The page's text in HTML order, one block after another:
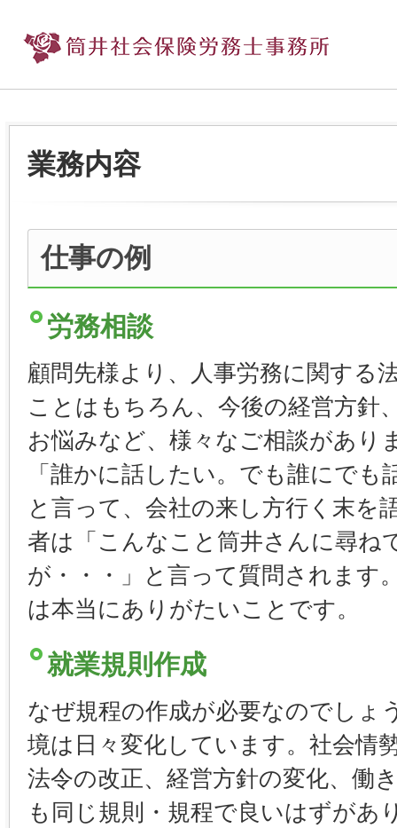
業務内容
仕事の例
労務相談
顧問先様より、人事労務に関する
ことはもちろん、今後の経営方針
お悩みなど、様々なご相談があり
「誰かに話したい。でも誰にで
と言って、会社の来し方行く末を
者は「こんなこと筒井さんに尋ね
が・・・」と言って質問されます
は本当にありがたいことです。
就業規則作成
なぜ規程の作成が必要なのでしょ
境は日々変化しています。社会情
法令の改正、経営方針の変化、働
も同じ規則・規程で良いはずがあ